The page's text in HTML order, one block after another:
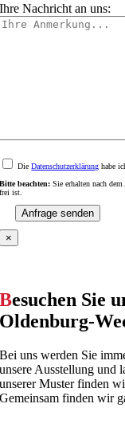
Ihre Nachricht an uns:
DieDatenschutzerklärung habe
Bitte beachten: Sie erhalten nach
frei ist.
×
Besuchen Sie
Oldenburg-
Bei uns werden Sie
unsere Ausstellung und
unserer Muster finden
Gemeinsam finden wir